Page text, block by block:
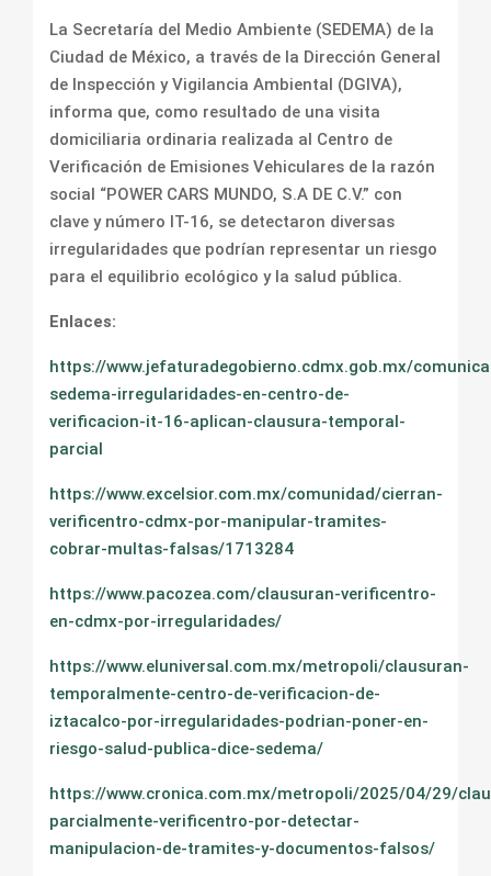
La Secretaría del Medio Ambiente (SEDEMA) de la
Ciudad de México, a través de la Dirección General
de Inspección y Vigilancia Ambiental (DGIVA),
informa que, como resultado de una visita
domiciliaria ordinaria realizada al Centro de
Verificación de Emisiones Vehiculares de la razón
social “POWER CARS MUNDO, S.A DE C.V.” con
clave y número IT-16, se detectaron diversas
irregularidades que podrían representar un riesgo
para el equilibrio ecológico y la salud pública.
Enlaces:
https://www.jefaturadegobierno.cdmx.gob.mx/
sedema-irregularidades-en-centro-de-
verificacion-it-16-aplican-clausura-temporal-
parcial
https://www.excelsior.com.mx/comunidad/cierran-
verificentro-cdmx-por-manipular-tramites-
cobrar-multas-falsas/1713284
https://www.pacozea.com/clausuran-verificentro-
en-cdmx-por-irregularidades/
https://www.eluniversal.com.mx/metropoli/clausuran-
temporalmente-centro-de-verificacion-de-
iztacalco-por-irregularidades-podrian-poner-en-
riesgo-salud-publica-dice-sedema/
https://www.cronica.com.mx/metropoli/2025/04/29/
parcialmente-verificentro-por-detectar-
manipulacion-de-tramites-y-documentos-falsos/